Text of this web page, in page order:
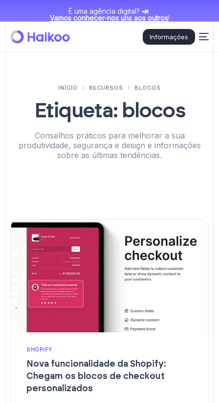
É uma agência digital? 📣
Vamos conhecer-nos uns aos outros!
Informações
INÍCIO RECURSOS BLOCOS
Etiqueta: blocos
Conselhos práticos para melhorar a sua
produtividade, segurança e design e informações
sobre as últimas tendências.
SHOPIFY
Nova funcionalidade da Shopify:
Chegam os blocos de checkout
personalizados